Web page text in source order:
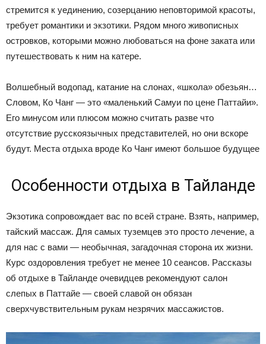
стремится к уединению, созерцанию неповторимой красоты,
требует романтики и экзотики. Рядом много живописных
островков, которыми можно любоваться на фоне заката или
путешествовать к ним на катере.
Волшебный водопад, катание на слонах, «школа» обезьян…
Словом, Ко Чанг — это «маленький Самуи по цене Паттайи».
Его минусом или плюсом можно считать разве что
отсутствие русскоязычных представителей, но они вскоре
будут. Места отдыха вроде Ко Чанг имеют большое будущее
Особенности отдыха в Тайланде
Экзотика сопровождает вас по всей стране. Взять, например,
тайский массаж. Для самых туземцев это просто лечение, а
для нас с вами — необычная, загадочная сторона их жизни.
Курс оздоровления требует не менее 10 сеансов. Рассказы
об отдыхе в Тайланде очевидцев рекомендуют салон
слепых в Паттайе — своей славой он обязан
сверхчувствительным рукам незрячих массажистов.